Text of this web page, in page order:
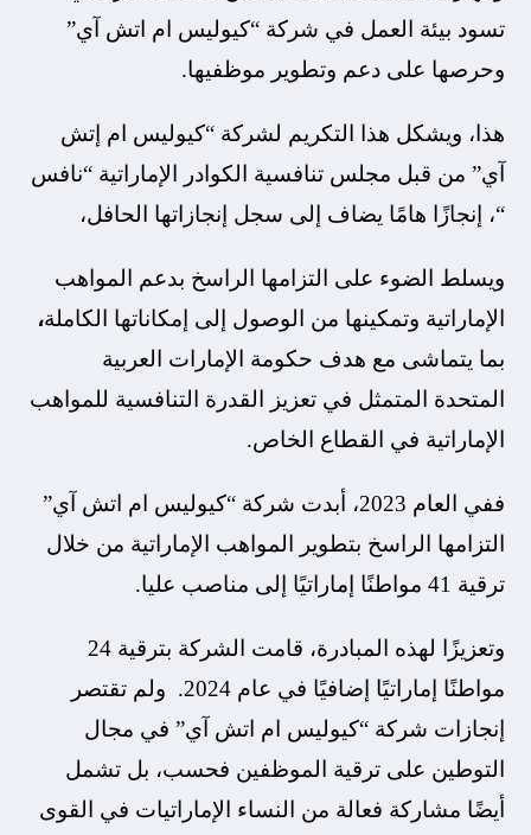
تسود بيئة العمل في شركة “كيوليس ام اتش آي”
وحرصها على دعم وتطوير موظفيها.
هذا، ويشكل هذا التكريم لشركة “كيوليس ام إتش
آي” من قبل مجلس تنافسية الكوادر الإماراتية “نافس
“، إنجازًا هامًا يضاف إلى سجل إنجازاتها الحافل،
ويسلط الضوء على التزامها الراسخ بدعم المواهب
الإماراتية وتمكينها من الوصول إلى إمكاناتها الكاملة،
بما يتماشى مع هدف حكومة الإمارات العربية
المتحدة المتمثل في تعزيز القدرة التنافسية للمواهب
الإماراتية في القطاع الخاص.
ففي العام 2023، أبدت شركة “كيوليس ام اتش آي”
التزامها الراسخ بتطوير المواهب الإماراتية من خلال
ترقية 41 مواطنًا إماراتيًا إلى مناصب عليا.
وتعزيزًا لهذه المبادرة، قامت الشركة بترقية 24
مواطنًا إماراتيًا إضافيًا في عام 2024. ولم تقتصر
إنجازات شركة “كيوليس ام اتش آي” في مجال
التوطين على ترقية الموظفين فحسب، بل تشمل
أيضًا مشاركة فعالة من النساء الإماراتيات في القوى